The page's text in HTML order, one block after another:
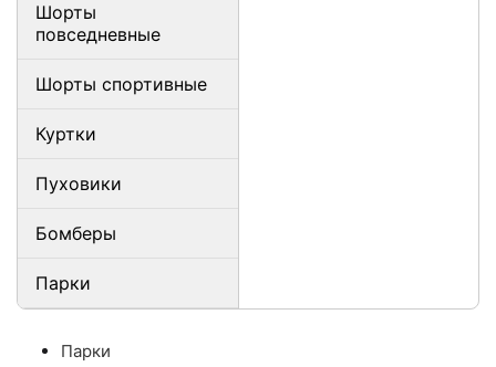
Шорты
повседневные
Шорты спортивные
Куртки
Пуховики
Бомберы
Парки
Парки